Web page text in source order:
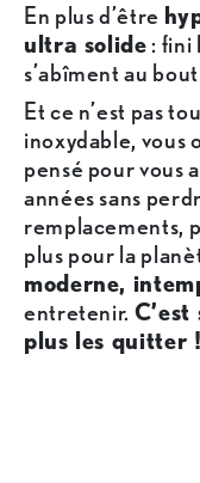
En plus d’être
ultra solide : fini
s’abîment au
Et ce n’est pas
inoxydable, vous
pensé pour vous
années sans
remplacements,
plus pour la
moderne,
entretenir.
plus les quitter !